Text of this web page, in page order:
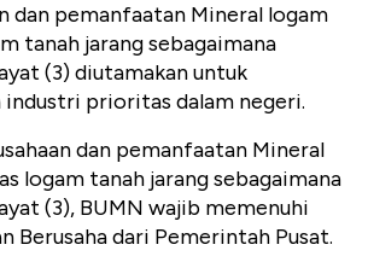
dan pemanfaatan Mineral logam
tanah jarang sebagaimana
(3) diutamakan untuk
industri prioritas dalam negeri.
dan pemanfaatan Mineral
logam tanah jarang sebagaimana
(3), BUMN wajib memenuhi
Berusaha dari Pemerintah Pusat.